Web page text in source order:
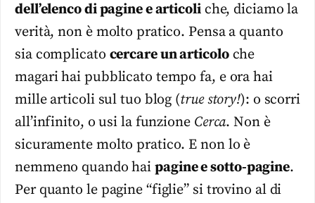
dell’elenco di pagine e articoliche, diciamo la
verità, non è molto pratico. Pensa a quanto
sia complicato cercare un articoloche
magari hai pubblicato tempo fa, e ora hai
mille articoli sul tuo blog (true story!): o scorri
all’infinito, o usi la funzione Cerca. Non è
sicuramente molto pratico. E non lo è
nemmeno quando haipagine e sotto-pagine.
Per quanto le pagine “figlie” si trovino al di